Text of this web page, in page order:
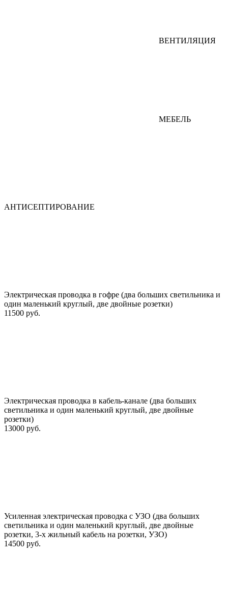
ВЕНТИЛЯЦИЯ
МЕБЕЛЬ
АНТИСЕПТИРОВАНИЕ
Электрическая проводка в гофре (два больших светильника и
один маленький круглый, две двойные розетки)
11500 руб.
Электрическая проводка в кабель-канале (два больших
светильника и один маленький круглый, две двойные
розетки)
13000 руб.
Усиленная электрическая проводка с УЗО (два больших
светильника и один маленький круглый, две двойные
розетки, 3-х жильный кабель на розетки, УЗО)
14500 руб.